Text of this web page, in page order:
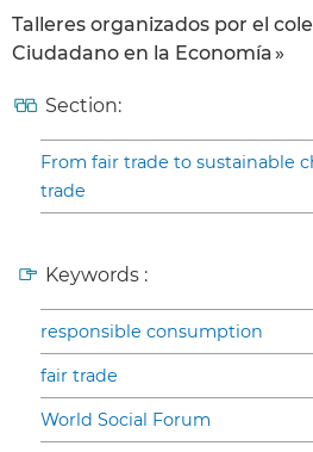
Talleres organizados por el
Ciudadano en la Economía »
Section:
From fair trade to sustainable
trade
Keywords :
responsible consumption
fair trade
World Social Forum